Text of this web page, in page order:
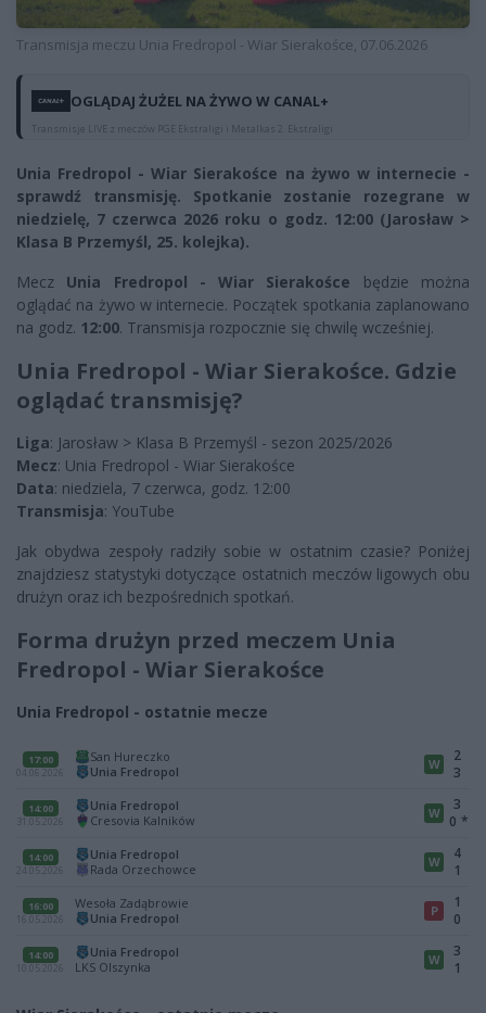
Transmisja meczu Unia Fredropol - Wiar Sierakośce, 07.06.2026
OGLĄDAJ ŻUŻEL NA ŻYWO W CANAL+
Transmisje LIVE z meczów PGE Ekstraligi i Metalkas 2. Ekstraligi
Unia Fredropol - Wiar Sierakośce na żywo w internecie -
sprawdź transmisję. Spotkanie zostanie rozegrane w
niedzielę, 7 czerwca 2026 roku o godz. 12:00 (Jarosław >
Klasa B Przemyśl, 25. kolejka).
Mecz Unia Fredropol - Wiar Sierakośce będzie można
oglądać na żywo w internecie. Początek spotkania zaplanowano
na godz. 12:00. Transmisja rozpocznie się chwilę wcześniej.
Unia Fredropol - Wiar Sierakośce. Gdzie
oglądać transmisję?
Liga: Jarosław > Klasa B Przemyśl - sezon 2025/2026
Mecz: Unia Fredropol - Wiar Sierakośce
Data: niedziela, 7 czerwca, godz. 12:00
Transmisja: YouTube
Jak obydwa zespoły radziły sobie w ostatnim czasie? Poniżej
znajdziesz statystyki dotyczące ostatnich meczów ligowych obu
drużyn oraz ich bezpośrednich spotkań.
Forma drużyn przed meczem Unia
Fredropol - Wiar Sierakośce
Unia Fredropol - ostatnie mecze
17:00
04.06.2026
San Hureczko
Unia Fredropol
W
2
3
14:00
31.05.2026
Unia Fredropol
Cresovia Kalników
W
3
0 *
14:00
24.05.2026
Unia Fredropol
Rada Orzechowce
W
4
1
16:00
16.05.2026
Wesoła Zadąbrowie
Unia Fredropol
P
1
0
14:00
10.05.2026
Unia Fredropol
LKS Olszynka
W
3
1